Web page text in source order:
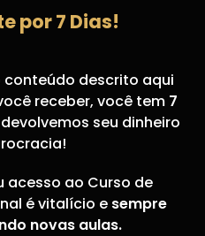
por 7 Dias!
conteúdo descrito aqui
receber, você tem 7
seu dinheiro
acesso ao Curso de
é vitalício e sempre
novas aulas.